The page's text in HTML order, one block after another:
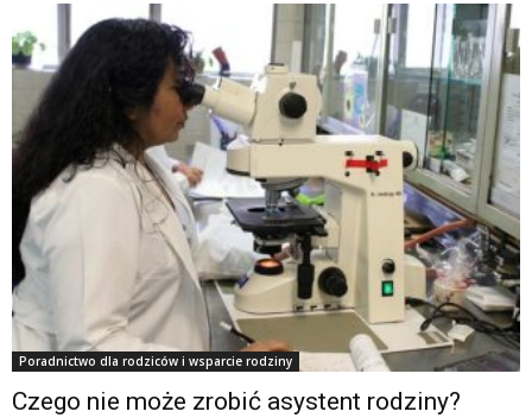
Poradnictwo dla rodziców i wsparcie rodziny
Czego nie może zrobić asystent rodziny?